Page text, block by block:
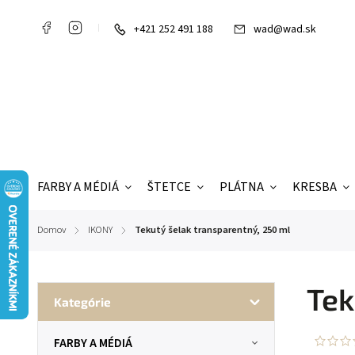
+421 252 491 188 wad@wad.sk
FARBY A MÉDIÁ ŠTETCE PLÁTNA KRESBA
Domov / IKONY / Tekutý šelak transparentný, 250 ml
Kategórie
FARBY A MÉDIÁ